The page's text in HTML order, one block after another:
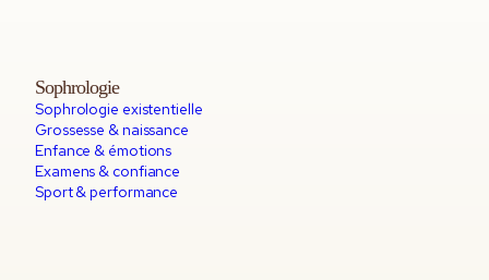
Sophrologie
Sophrologie existentielle
Grossesse & naissance
Enfance & émotions
Examens & confiance
Sport & performance